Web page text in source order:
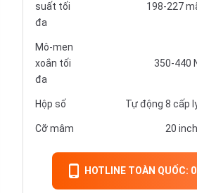
suất tối
đa
198-227
Mô-men
xoắn tối
đa
350-440
Hộp số Tự động 8 cấp
Cỡ mâm 20 inch
HOTLINE TOÀN QUỐC: